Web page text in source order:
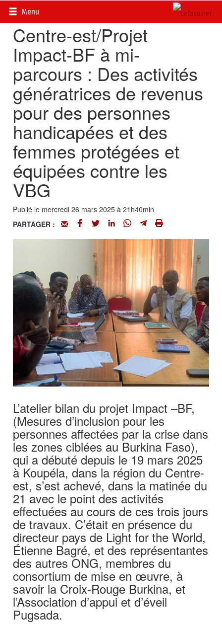
Menu
Accueil>
Centre-est/Projet
Impact-BF à mi-
parcours : Des activités
génératrices de revenus
pour des personnes
handicapées et des
femmes protégées et
équipées contre les
VBG
Publié le mercredi 26 mars 2025 à 21h40min
PARTAGER :
L’atelier bilan du projet Impact –BF,
(Mesures d’inclusion pour les
personnes affectées par la crise dans
les zones ciblées au Burkina Faso),
qui a débuté depuis le 19 mars 2025
à Koupéla, dans la région du Centre-
est, s’est achevé, dans la matinée du
21 avec le point des activités
effectuées au cours de ces trois jours
de travaux. C’était en présence du
directeur pays de Light for the World,
Étienne Bagré, et des représentantes
des autres ONG, membres du
consortium de mise en œuvre, à
savoir la Croix-Rouge Burkina, et
l’Association d’appui et d’éveil
Pugsada.